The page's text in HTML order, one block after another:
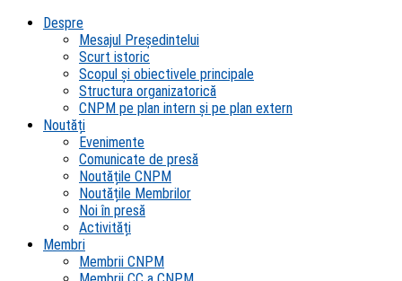
Despre
Mesajul Președintelui
Scurt istoric
Scopul şi obiectivele principale
Structura organizatorică
CNPM pe plan intern şi pe plan extern
Noutăți
Evenimente
Comunicate de presă
Noutățile CNPM
Noutățile Membrilor
Noi în presă
Activități
Membri
Membrii CNPM